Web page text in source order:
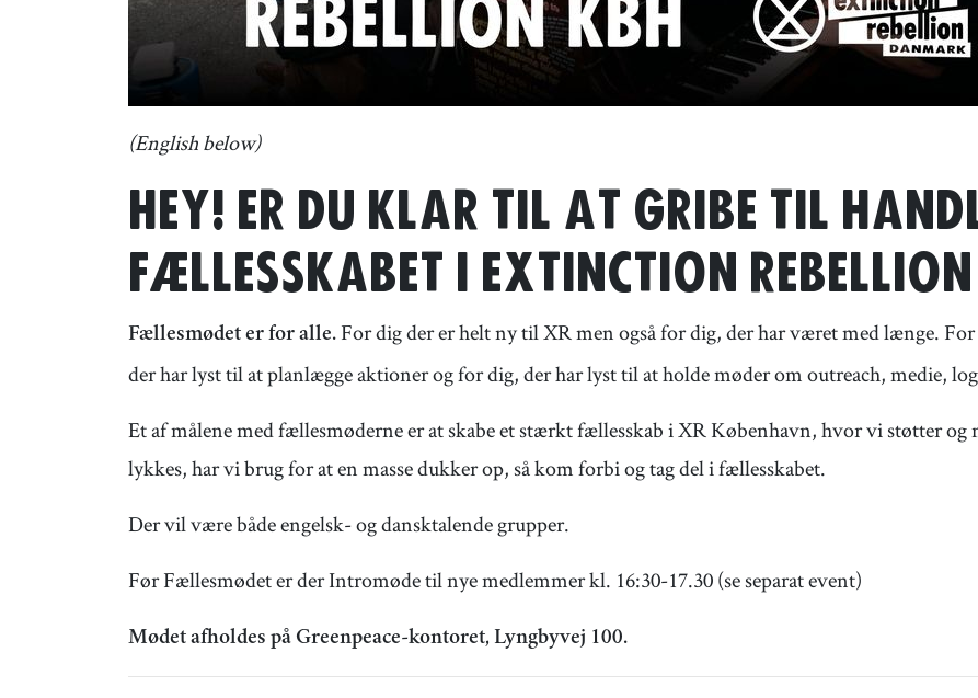
(English below)
HEY! ER DU KLAR TIL AT GRIBE TIL
FÆLLESSKABET I EXTINCTION
Fællesmødet er for alle. For dig der er helt ny til XR men også for dig, der har været med længe.
der har lyst til at planlægge aktioner og for dig, der har lyst til at holde møder om outreach, medie,
Et af målene med fællesmøderne er at skabe et stærkt fællesskab i XR København, hvor vi støtter
lykkes, har vi brug for at en masse dukker op, så kom forbi og tag del i fællesskabet.
Der vil være både engelsk- og dansktalende grupper.
Før Fællesmødet er der Intromøde til nye medlemmer kl. 16:30-17.30 (se separat event)
Mødet afholdes på Greenpeace-kontoret, Lyngbyvej 100.